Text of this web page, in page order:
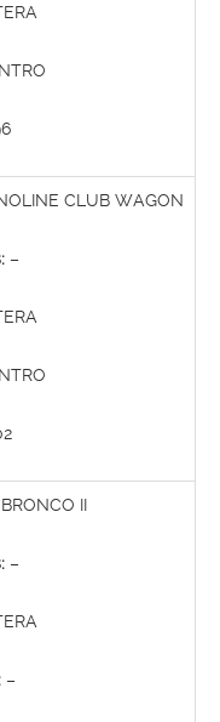
CLUB WAGON
–
BRONCO II
–
–